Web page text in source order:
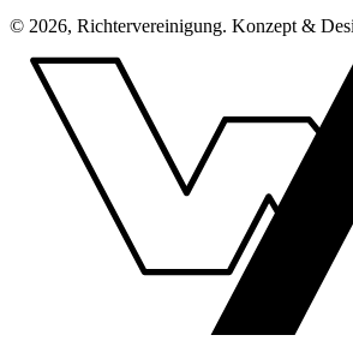
© 2026, Richtervereinigung. Konzept &